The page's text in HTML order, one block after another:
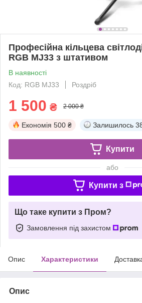
Професійна кільцева
RGB MJ33 з штативом
В наявності
Код: RGB MJ33
Роздріб
1 500 ₴ 2 000 ₴
Економія 500 ₴ Залишилось
Купити
або
Купити з
Що таке купити з Пром?
Замовлення під захистом
Опис Характеристики
Опис